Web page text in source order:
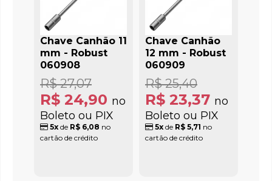
Chave Canhão 11
mm - Robust
060908
R$ 24,90 no
Boleto ou PIX
R$ 27,07
5x de R$ 6,08 no
cartão de crédito
Chave Canhão
12 mm - Robust
060909
R$ 23,37 no
Boleto ou PIX
R$ 25,40
5xde R$ 5,71 no
cartão de crédito